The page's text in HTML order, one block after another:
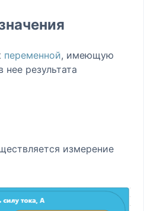
переменной, имеющую
нее результата
измерение